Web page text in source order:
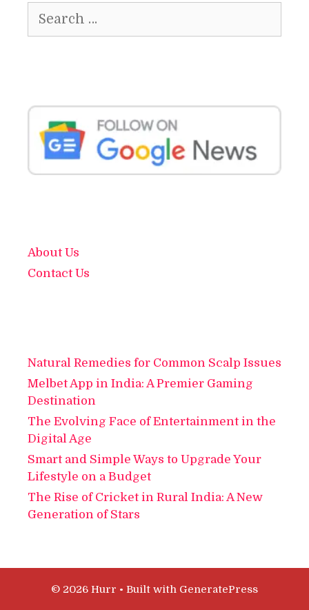
for:
About Us
Contact Us
Natural Remedies for Common Scalp Issues
Melbet App in India: A Premier Gaming
Destination
The Evolving Face of Entertainment in the
Digital Age
Smart and Simple Ways to Upgrade Your
Lifestyle on a Budget
The Rise of Cricket in Rural India: A New
Generation of Stars
© 2026 Hurr • Built with GeneratePress